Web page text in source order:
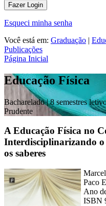
Fazer Login
Esqueci minha senha
Você está em: Graduação |
Publicações
Página Inicial
Educação Física
Bacharelado |8 semestres
Prudente
A Educação Física no
Interdisciplinarizando o
os saberes
Paco
Ano
ISBN